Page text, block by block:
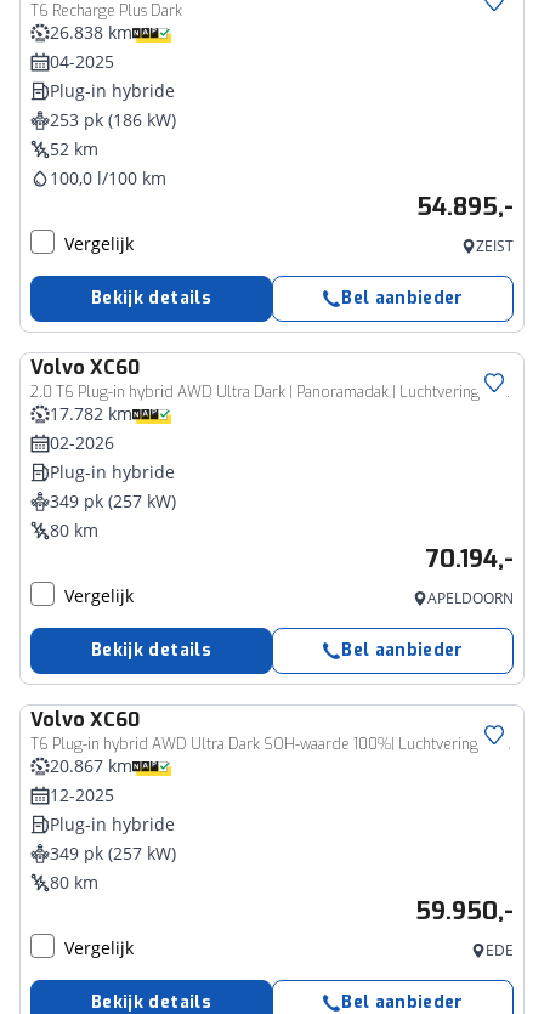
T6 Recharge Plus Dark
26.838 km
04-2025
Plug-in hybride
253 pk (186 kW)
52 km
100,0 l/100 km
54.895,-
Vergelijk ZEIST
Bekijk details Bel aanbieder
Volvo XC60
2.0 T6 Plug-in hybrid AWD Ultra Dark | Panoramadak | Luchtvering | Camera | Harman Kardon Audio | Elektrische stoelen met geheugen | Stoel en stuurwielverwarming | Trekhaak | Elektrische Achterklep | Parkeersensoren
17.782 km
02-2026
Plug-in hybride
349 pk (257 kW)
80 km
70.194,-
Vergelijk APELDOORN
Bekijk details Bel aanbieder
Volvo XC60
T6 Plug-in hybrid AWD Ultra Dark SOH-waarde 100%| Luchtvering | Head-Up Display | Semi-Electrische Wegklapbare Trekhaak | Harman Kardon Premium audio |
20.867 km
12-2025
Plug-in hybride
349 pk (257 kW)
80 km
59.950,-
Vergelijk EDE
Bekijk details Bel aanbieder